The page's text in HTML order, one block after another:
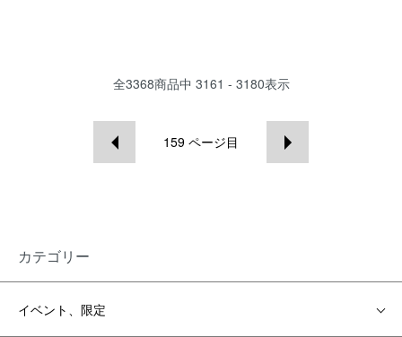
全3368商品中 3161 - 3180表示
159 ページ目
カテゴリー
イベント、限定